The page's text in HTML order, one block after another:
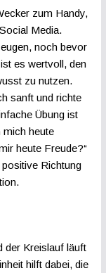
zum Handy,
Media.
noch bevor
es wertvoll, den
zu nutzen.
sanft und richte
Übung ist
mich heute
heute Freude?“
positive Richtung
der Kreislauf läuft
hilft dabei, die